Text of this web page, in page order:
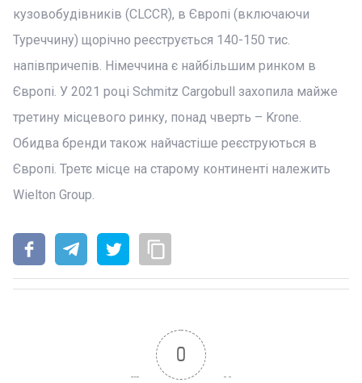
кузовобудівників (CLCCR), в Європі (включаючи
Туреччину) щорічно реєструється 140-150 тис.
напівпричепів. Німеччина є найбільшим ринком в
Європі. У 2021 році Schmitz Cargobull захопила майже
третину місцевого ринку, понад чверть – Krone.
Обидва бренди також найчастіше реєструються в
Європі. Третє місце на старому континенті належить
Wielton Group.
0